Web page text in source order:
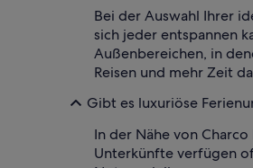
Bei der Auswahl Ihrer
sich jeder entspannen
Außenbereichen, in
Reisen und mehr Zeit
Gibt es luxuriöse
In der Nähe von
Unterkünfte verfügen